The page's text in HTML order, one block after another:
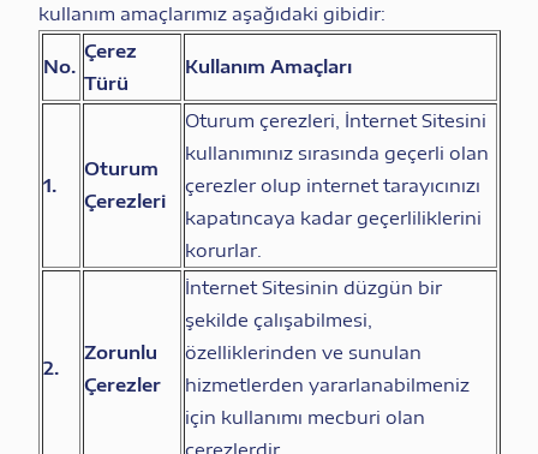
kullanım amaçlarımız aşağıdaki gibidir:
No.
Çerez
Türü
Kullanım Amaçları
1.
Oturum
Çerezleri
Oturum çerezleri, İnternet Sitesini
kullanımınız sırasında geçerli olan
çerezler olup internet tarayıcınızı
kapatıncaya kadar geçerliliklerini
korurlar.
2.
Zorunlu
Çerezler
İnternet Sitesinin düzgün bir
şekilde çalışabilmesi,
özelliklerinden ve sunulan
hizmetlerden yararlanabilmeniz
için kullanımı mecburi olan
çerezlerdir.